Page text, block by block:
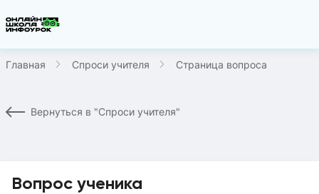
Главная Спроси учителя Страница вопроса
Вернуться в "Спроси учителя"
Вопрос ученика